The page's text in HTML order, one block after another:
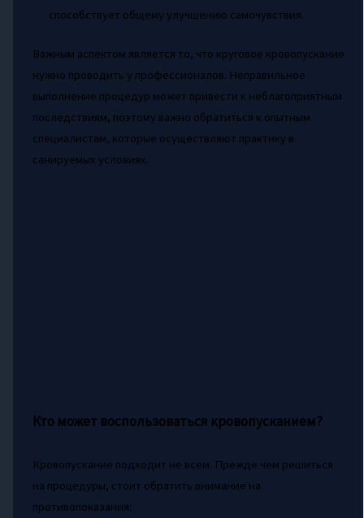
способствует общему улучшению самочувствия.
Важным аспектом является то, что круговое кровопускание
нужно проводить у профессионалов. Неправильное
выполнение процедур может привести к неблагоприятным
последствиям, поэтому важно обратиться к опытным
специалистам, которые осуществляют практику в
санируемых условиях.
Кто может воспользоваться кровопусканием?
Кровопускание подходит не всем. Прежде чем решиться
на процедуры, стоит обратить внимание на
противопоказания: